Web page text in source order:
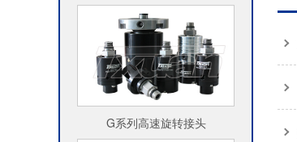
G系列高速旋转接头